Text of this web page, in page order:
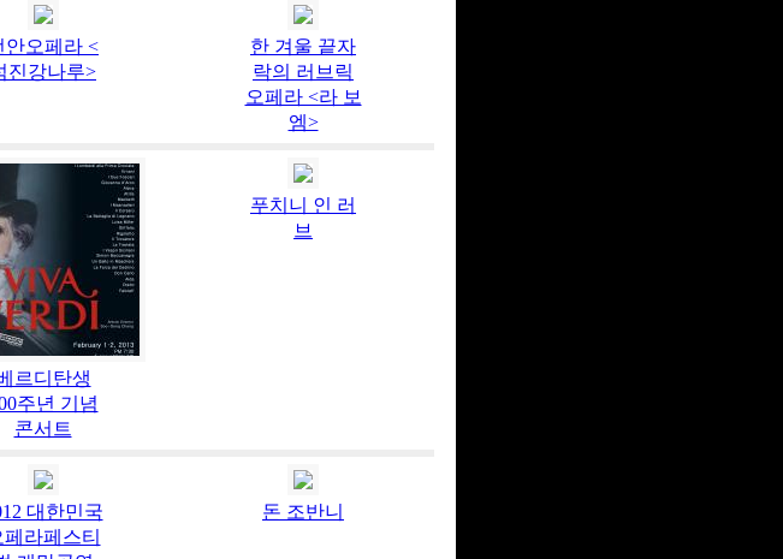
안오페라 <
진강나루>
한 겨울 끝자
락의 러브릭
오페라 <라 보
엠>
르디탄생
주년 기념
콘서트
푸치니 인 러
브
대한민국
페라페스티
돈 조반니